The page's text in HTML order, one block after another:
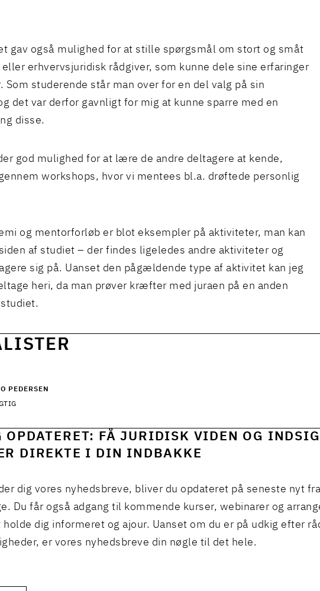
gav også mulighed for at stille spørgsmål om stort og småt
erhvervsjuridisk rådgiver, som kunne dele sine erfaringer
Som studerende står man over for en del valg på sin
det var derfor gavnligt for mig at kunne sparre med en
disse.
god mulighed for at lære de andre deltagere at kende,
workshops, hvor vi mentees bl.a. drøftede personlig
og mentorforløb er blot eksempler på aktiviteter, man kan
af studiet – der findes ligeledes andre aktiviteter og
sig på. Uanset den pågældende type af aktivitet kan jeg
heri, da man prøver kræfter med juraen på en anden
PEDERSEN
OPDATERET: FÅ JURIDISK VIDEN OG
DIREKTE I DIN INDBAKKE
dig vores nyhedsbreve, bliver du opdateret på seneste nyt
Du får også adgang til kommende kurser, webinarer og
dig informeret og ajour. Uanset om du er på udkig efter
er vores nyhedsbreve din nøgle til det hele.